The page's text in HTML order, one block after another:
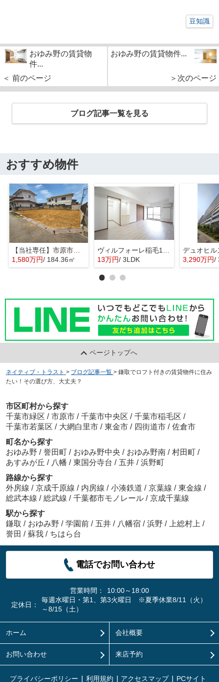
豆知識
おゆみ野の賃貸物
件...
＜ 前のページ
おゆみ野の賃貸物件...
＞次のページ
ブログ記事一覧を見る
おすすめ物件
【当社専任】市原市辰巳台東4丁目 売り土地
1,580万円/ 184.36㎡
13万円/ 3LDK 3,290万円/
ページトップへ
ネイティブ・トラスト > ブログ記事一覧 > 鎌取でロフト付きの賃貸物件に住み
たい！その選び方、大丈夫？
市区町村から探す
千葉市緑区 / 市原市 / 千葉市中央区 / 千葉市稲毛区 /
千葉市若葉区 / 大網白里市 / 東金市 / 四街道市 / 佐倉市
町名から探す
おゆみ野 / 誉田町 / おゆみ野中央 / おゆみ野南 / 村田町 /
あすみが丘 / 八幡 / 東国分寺台 / 五井 / 浜野町
路線から探す
外房線 / 京成千原線 / 内房線 / 小湊鉄道 / 京葉線 / 東金線 /
総武本線 / 総武線 / 千葉都市モノレール / 京成千葉線
駅から探す
鎌取 / おゆみ野 / 学園前 / 五井 / 八幡宿 / 浜野 / 上総村上 /
誉田 / 蘇我 / ちはら台
電話でお問い合わせ
営業時間：
10:00～18:00
定休日：
毎週水曜日・第1、第3火曜日 ※夏季休業8/11（火）
～8/15（土）
ホーム 会社概要
お問い合わせ 来店予約
プライバシーポリシー 利用規約 アクセスマップ PCサイト